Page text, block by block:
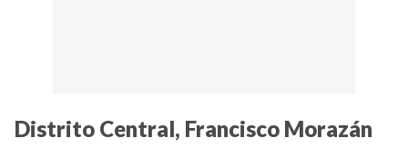
Distrito Central, Francisco Morazán